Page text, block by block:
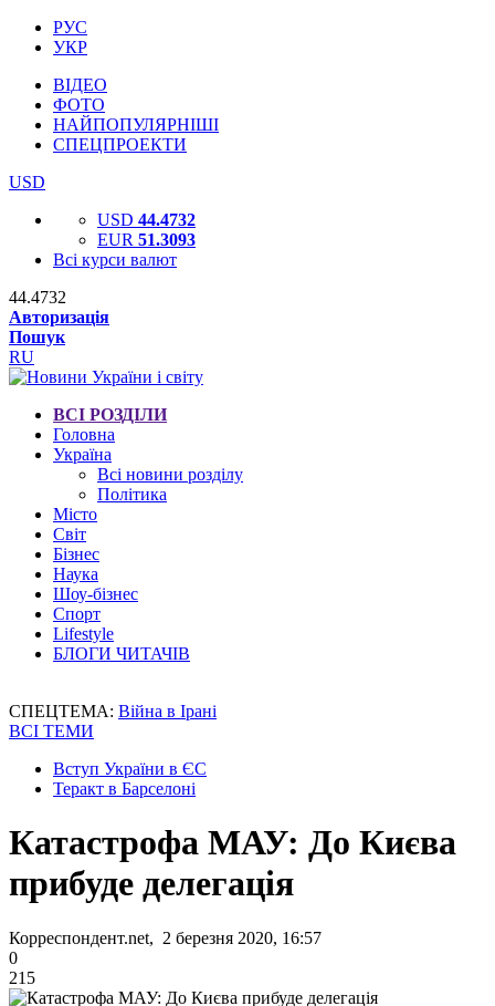
РУС
УКР
ВІДЕО
ФОТО
НАЙПОПУЛЯРНІШІ
СПЕЦПРОЕКТИ
USD
USD 44.4732
EUR 51.3093
Всі курси валют
44.4732
Авторизація
Пошук
RU
ВСІ РОЗДІЛИ
Головна
Україна
Всі новини розділу
Політика
Місто
Світ
Бізнес
Наука
Шоу-бізнес
Спорт
Lifestyle
БЛОГИ ЧИТАЧІВ
СПЕЦТЕМА: Війна в Ірані
ВСІ ТЕМИ
Вступ України в ЄС
Теракт в Барселоні
Катастрофа МАУ: До Києва
прибуде делегація
Корреспондент.net, 2 березня 2020, 16:57
0
215